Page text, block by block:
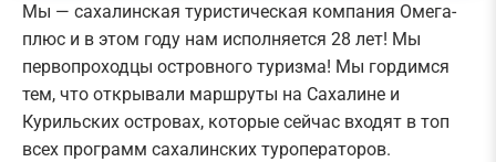
Мы — сахалинская туристическая компания Омега-
плюс и в этом году нам исполняется 28 лет! Мы
первопроходцы островного туризма! Мы гордимся
тем, что открывали маршруты на Сахалине и
Курильских островах, которые сейчас входят в топ
всех программ сахалинских туроператоров.